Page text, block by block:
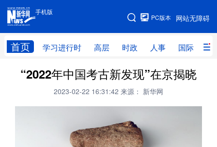
手机版
网站无障碍
PC版本
首页 学习进行时 高层 时政 人事 国际 财
手机版
网站地图
学习进行时 高层 时政 人事
财经 网评
科创 量子
“2022年中国考古新发现”在京揭晓
2023-02-22 16:31:42 来源： 新华网